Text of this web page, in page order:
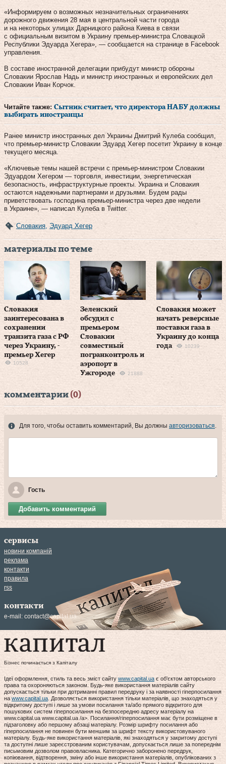
«Информируем о возможных незначительных ограничениях
дорожного движения 28 мая в центральной части города
и на некоторых улицах Дарницкого района Киева в связи
с официальным визитом в Украину премьер-министра Словацкой
Республики Эдуарда Хегера», — сообщается на странице в Facebook
управления.
В составе иностранной делегации прибудут министр обороны
Словакии Ярослав Надь и министр иностранных и европейских дел
Словакии Иван Корчок.
Читайте также: Сытник считает, что директора НАБУ должны
выбирать иностранцы
Ранее министр иностранных дел Украины Дмитрий Кулеба сообщил,
что премьер-министр Словакии Эдуард Хегер посетит Украину в конце
текущего месяца.
«Ключевые темы нашей встречи с премьер-министром Словакии
Эдуардом Хегером — торговля, инвестиции, энергетическая
безопасность, инфраструктурные проекты. Украина и Словакия
остаются надежными партнерами и друзьями. Будем рады
приветствовать господина премьер-министра через две недели
в Украине», — написал Кулеба в Twitter.
Словакия Эдуард Хегер
материалы по теме
Словакия
заинтересована в
сохранении
транзита газа с РФ
через Украину, -
премьер Хегер
10528
Зеленский
обсудил с
премьером
Словакии
совместный
погранконтроль и
аэропорт в
Ужгороде
21888
Словакия может
начать реверсные
поставки газа в
Украину до конца
года
10239
комментарии (0)
Для того, чтобы оставить комментарий, Вы должны авторизоваться.
Гость
Добавить комментарий
сервисы
новини компаній
реклама
контакти
правила
rss
контакти
e-mail: contact@capital.ua
Бізнес починається з Капіталу
Ідеї оформлення, стиль та весь зміст сайту www.capital.ua є об'єктом авторського
права та охороняються законом. Будь-яке використання матеріалів сайту
допускається тільки при дотриманні правил передруку і за наявності гіперпосилання
наwww.capital.ua. Дозволяється використання тільки матеріалів, що знаходяться у
відкритому доступі і лише за умови посилання та/або прямого відкритого для
пошукових систем гіперпосилання на безпосередню адресу матеріалу на
www.capital.ua www.capital.ua /a>. Посилання/гіперпосилання має бути розміщене в
підзаголовку або першому абзаці матеріалу. Розмір шрифту посилання або
гіперпосилання не повинен бути меншим за шрифт тексту використовуваного
матеріалу. Будь-яке використання матеріалів, які знаходяться у закритому доступі
та доступні лише зареєстрованим користувачам, допускається лише за попереднім
письмовим дозволом правовласника. Категорично заборонено передрук,
копіювання, відтворення, зміну або інше використання матеріалів, опублікованих з